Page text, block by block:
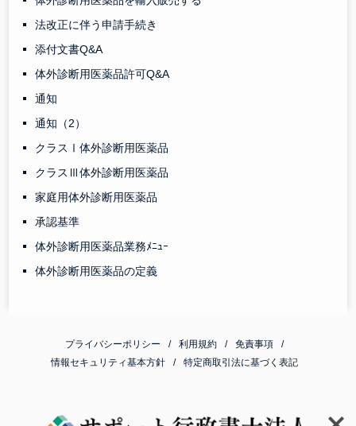
法改正に伴う申請手続き
添付文書Q&A
体外診断用医薬品許可Q&A
通知
通知（2）
クラスⅠ体外診断用医薬品
クラスⅢ体外診断用医薬品
家庭用体外診断用医薬品
承認基準
体外診断用医薬品業務ﾒﾆｭｰ
体外診断用医薬品の定義
プライバシーポリシー 利用規約
免責事項
情報セキュリティ基本方針
特定商取引法に基づく表記